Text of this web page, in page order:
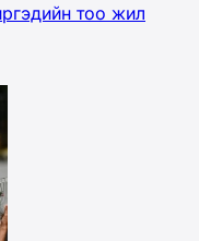
тоо жил